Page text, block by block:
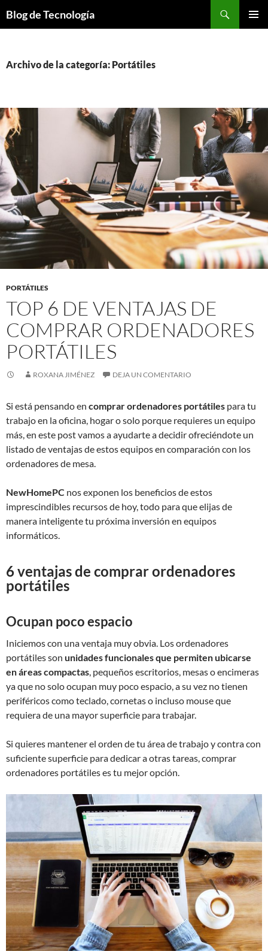
Blog de Tecnología
Archivo de la categoría: Portátiles
PORTÁTILES
TOP 6 DE VENTAJAS DE
COMPRAR ORDENADORES
PORTÁTILES
ROXANA JIMÉNEZ DEJA UN COMENTARIO
Si está pensando en comprar ordenadores portátiles para tu
trabajo en la oficina, hogar o solo porque requieres un equipo
más, en este post vamos a ayudarte a decidir ofreciéndote un
listado de ventajas de estos equipos en comparación con los
ordenadores de mesa.
NewHomePC nos exponen los beneficios de estos
imprescindibles recursos de hoy, todo para que elijas de
manera inteligente tu próxima inversión en equipos
informáticos.
6 ventajas de comprar ordenadores
portátiles
Ocupan poco espacio
Iniciemos con una ventaja muy obvia. Los ordenadores
portátiles son unidades funcionales que permiten ubicarse
en áreas compactas, pequeños escritorios, mesas o encimeras
ya que no solo ocupan muy poco espacio, a su vez no tienen
periféricos como teclado, cornetas o incluso mouse que
requiera de una mayor superficie para trabajar.
Si quieres mantener el orden de tu área de trabajo y contra con
suficiente superficie para dedicar a otras tareas, comprar
ordenadores portátiles es tu mejor opción.